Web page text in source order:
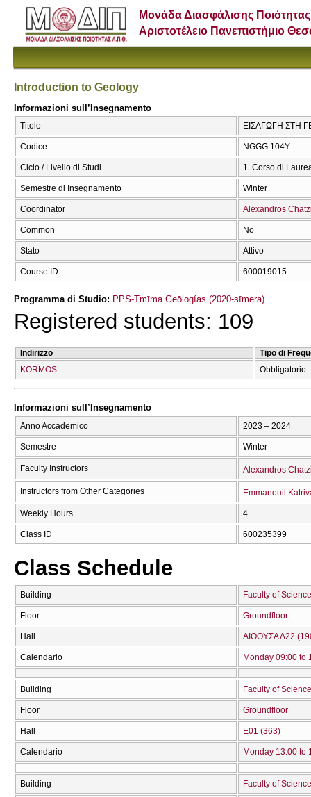
Μονάδα Διασφάλισης Ποιότητας
Αριστοτέλειο Πανεπιστήμιο
Introduction to Geology
Informazioni sull’Insegnamento
Titolo ΕΙΣΑΓΩΓΗ ΣΤΗ
Codice NGGG 104Y
Ciclo / Livello di Studi 1. Corso di
Semestre di Insegnamento Winter
Coordinator Alexandros
Common No
Stato Attivo
Course ID 600019015
Programma di Studio: PPS-Tmīma Geōlogías (2020-sīmera)
Registered students: 109
Indirizzo
Tipo di
KORMOS
Obbligatorio
Informazioni sull’Insegnamento
Anno Accademico 2023 – 2024
Semestre Winter
Faculty Instructors Alexandros
Instructors from Other Categories Emmanouil
Weekly Hours 4
Class ID 600235399
Class Schedule
Building Faculty of
Floor Groundfloor
Hall ΑΙΘΟΥΣΑ Δ22
Calendario Monday 09:00 to
Building Faculty of
Floor Groundfloor
Hall Ε01 (363)
Calendario Monday 13:00 to
Building Faculty of